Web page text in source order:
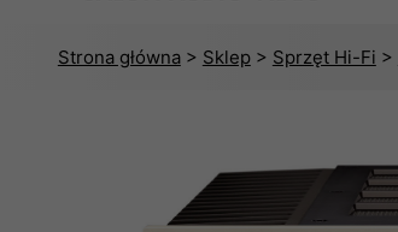
Strona główna> Sklep> Sprzęt Hi-Fi >